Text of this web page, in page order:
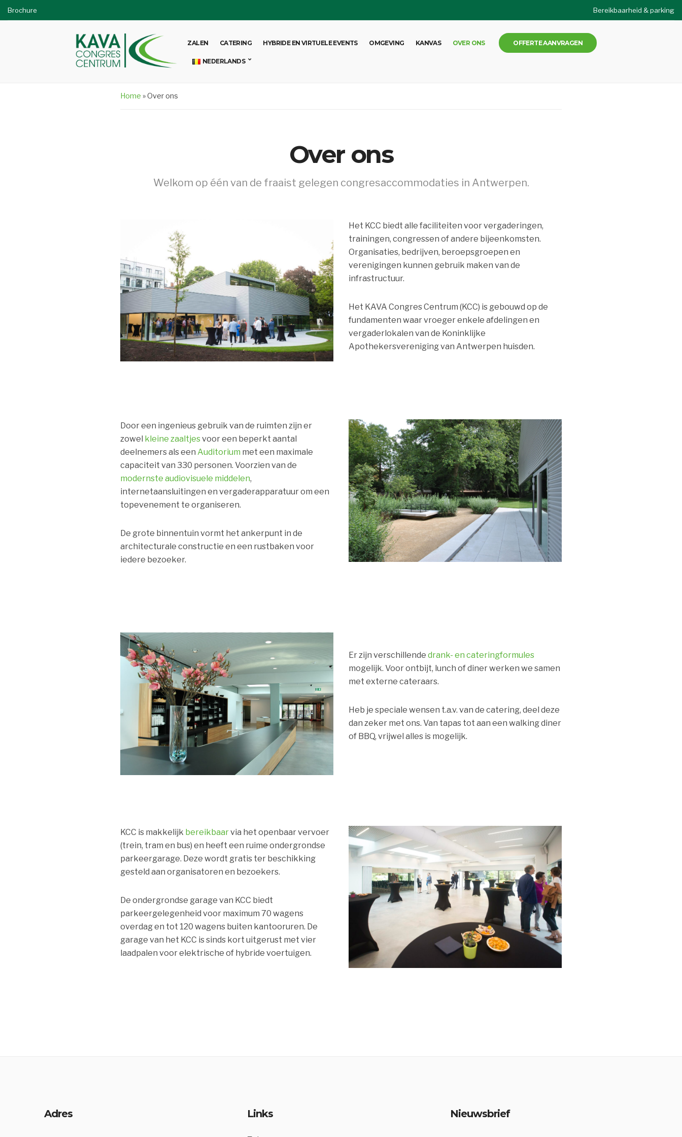
Brochure Bereikbaarheid & parking
ZALEN CATERING HYBRIDE EN VIRTUELE EVENTS OMGEVING KANVAS OVER ONS OFFERTE AANVRAGEN
NEDERLANDS
Home »Over ons
Over ons
Welkom op één van de fraaist gelegen congresaccommodaties in Antwerpen.
Het KCC biedt alle faciliteiten voor vergaderingen,
trainingen, congressen of andere bijeenkomsten.
Organisaties, bedrijven, beroepsgroepen en
verenigingen kunnen gebruik maken van de
infrastructuur.
Het KAVA Congres Centrum (KCC) is gebouwd op de
fundamenten waar vroeger enkele afdelingen en
vergaderlokalen van de Koninklijke
Apothekersvereniging van Antwerpen huisden.
Door een ingenieus gebruik van de ruimten zijn er
zowel kleine zaaltjesvoor een beperkt aantal
deelnemers als een Auditorium met een maximale
capaciteit van 330 personen. Voorzien van de
modernste audiovisuele middelen,
internetaansluitingen en vergaderapparatuur om een
topevenement te organiseren.
De grote binnentuin vormt het ankerpunt in de
architecturale constructie en een rustbaken voor
iedere bezoeker.
Er zijn verschillende drank- en cateringformules
mogelijk. Voor ontbijt, lunch of diner werken we samen
met externe cateraars.
Heb je speciale wensen t.a.v. van de catering, deel deze
dan zeker met ons. Van tapas tot aan een walking diner
of BBQ, vrijwel alles is mogelijk.
KCC is makkelijk bereikbaarvia het openbaar vervoer
(trein, tram en bus) en heeft een ruime ondergrondse
parkeergarage. Deze wordt gratis ter beschikking
gesteld aan organisatoren en bezoekers.
De ondergrondse garage van KCC biedt
parkeergelegenheid voor maximum 70 wagens
overdag en tot 120 wagens buiten kantooruren. De
garage van het KCC is sinds kort uitgerust met vier
laadpalen voor elektrische of hybride voertuigen.
Adres Links Nieuwsbrief